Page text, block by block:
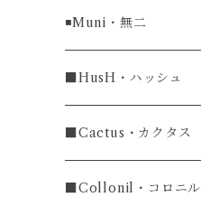
ラグ幅16mm
ラグ幅18mm
ラグ幅19mm
ラグ幅20mm
◾️Muni・無二
長財布
長財布
ラウンドファスナー長財布
名刺入れ
小銭入れ
■HusH・ハッシュ
ラウンドファスナー
カードケース
■Cactus・カクタス
コインケース
■Collonil・コロニル